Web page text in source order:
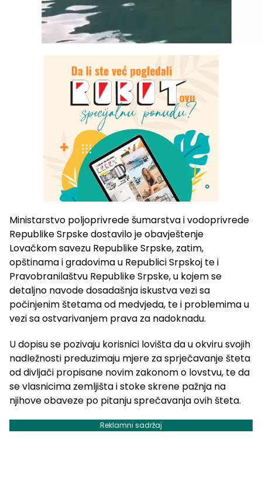
Ministarstvo poljoprivrede šumarstva i vodoprivrede
Republike Srpske dostavilo je obavještenje
Lovačkom savezu Republike Srpske, zatim,
opštinama i gradovima u Republici Srpskoj te i
Pravobranilaštvu Republike Srpske, u kojem se
detaljno navode dosadašnja iskustva vezi sa
počinjenim štetama od medvjeda, te i problemima u
vezi sa ostvarivanjem prava za nadoknadu.
U dopisu se pozivaju korisnici lovišta da u okviru svojih
nadležnosti preduzimaju mjere za sprječavanje šteta
od divljači propisane novim zakonom o lovstvu, te da
se vlasnicima zemljišta i stoke skrene pažnja na
njihove obaveze po pitanju sprečavanja ovih šteta.
Reklamni sadržaj